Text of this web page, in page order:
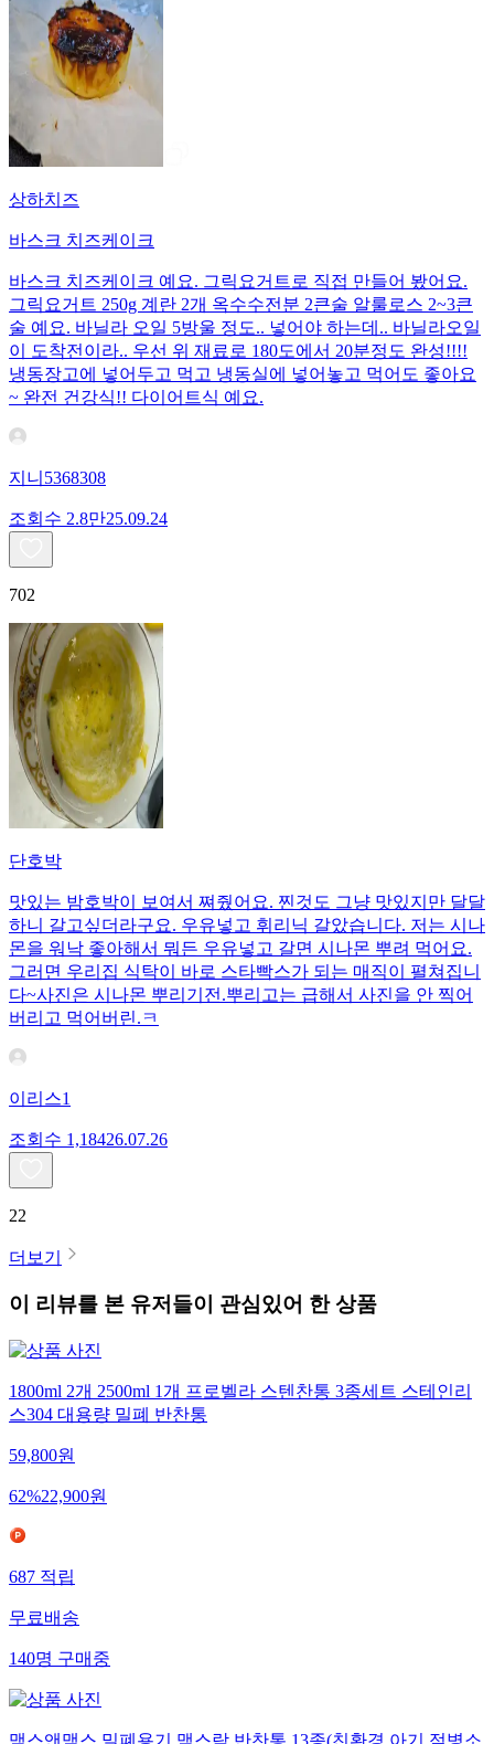
상하치즈
바스크 치즈케이크
바스크 치즈케이크 예요. 그릭요거트로 직접 만들어 봤어요.
그릭요거트 250g 계란 2개 옥수수전분 2큰술 알룰로스 2~3큰
술 예요. 바닐라 오일 5방울 정도.. 넣어야 하는데.. 바닐라오일
이 도착전이라.. 우선 위 재료로 180도에서 20분정도 완성!!!!
냉동장고에 넣어두고 먹고 냉동실에 넣어놓고 먹어도 좋아요
~ 완전 건강식!! 다이어트식 예요.
지니5368308
조회수 2.8만25.09.24
702
단호박
맛있는 밤호박이 보여서 쪄줬어요. 찐것도 그냥 맛있지만 달달
하니 갈고싶더라구요. 우유넣고 휘리닉 갈았습니다. 저는 시나
몬을 워낙 좋아해서 뭐든 우유넣고 갈면 시나몬 뿌려 먹어요.
그러면 우리집 식탁이 바로 스타빡스가 되는 매직이 펼쳐집니
다~사진은 시나몬 뿌리기전.뿌리고는 급해서 사진을 안 찍어
버리고 먹어버린.ㅋ
이리스1
조회수 1,18426.07.26
22
더보기
이 리뷰를 본 유저들이 관심있어 한 상품
1800ml 2개 2500ml 1개 프로벨라 스텐찬통 3종세트 스테인리
스304 대용량 밀폐 반찬통
59,800원
62%22,900원
687 적립
무료배송
140명 구매중
맥스앤맥스 밀폐용기 맥스락 반찬통 13종(친환경 아기 젖병소